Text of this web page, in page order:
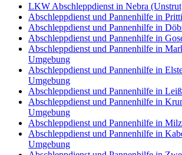
LKW Abschleppdienst in Nebra
Abschleppdienst und Pannenhilfe in
Abschleppdienst und Pannenhilfe in
Abschleppdienst und Pannenhilfe in
Abschleppdienst und Pannenhilfe in
Umgebung
Abschleppdienst und Pannenhilfe in
Umgebung
Abschleppdienst und Pannenhilfe in
Abschleppdienst und Pannenhilfe in
Umgebung
Abschleppdienst und Pannenhilfe in
Abschleppdienst und Pannenhilfe in
Umgebung